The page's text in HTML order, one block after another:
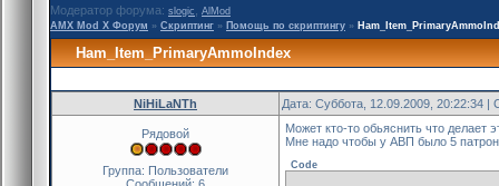
Модератор форума: slogic
AlMod
AMX Mod X Форум » Скриптинг » Помощь по скриптингу »
Ham_Item_PrimaryAmmoIndex
NiHiLaNTh Дата: Суббота, 12.09.2009, 20:22:34
Рядовой
Группа: Пользователи
Сообщений: 6
Может кто-то обьяснить что делает
Мне надо чтобы у АВП было 5
Code